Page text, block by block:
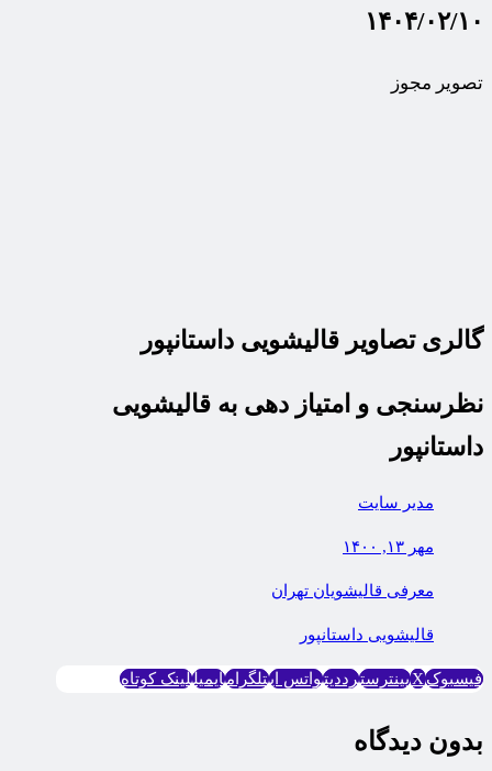
۱۴۰۴/۰۲/۱۰
تصویر مجوز
گالری تصاویر قالیشویی داستانپور
نظرسنجی و امتیاز دهی به قالیشویی
داستانپور
مدیر سایت
مهر ۱۳, ۱۴۰۰
معرفی قالیشویان تهران
قاليشويی داستانپور
فیسبوکXپینترسترددیتواتس اپتلگرامایمیللینک کوتاه
بدون دیدگاه